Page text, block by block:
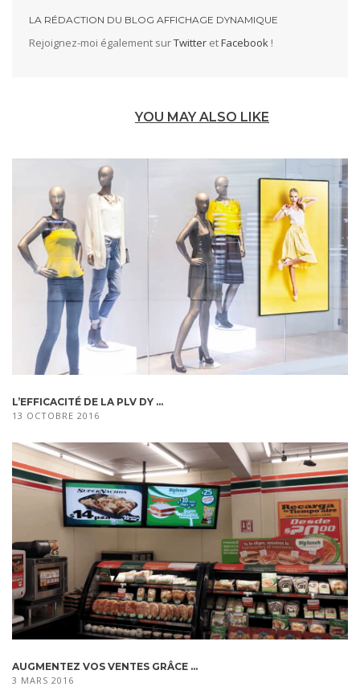
LA RÉDACTION DU BLOG AFFICHAGE DYNAMIQUE
Rejoignez-moi également surTwitteretFacebook!
YOU MAY ALSO LIKE
L’EFFICACITÉ DE LA PLV DY ...
13 OCTOBRE 2016
AUGMENTEZ VOS VENTES GRÂCE ...
3 MARS 2016